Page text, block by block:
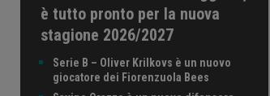
è tutto pronto per la nuova
stagione 2026/2027
Serie B – Oliver Krilkovs è un nuovo
giocatore dei Fiorenzuola Bees